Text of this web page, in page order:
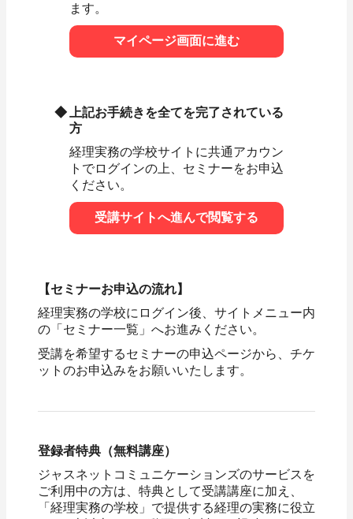
ます。
マイページ画面に進む
上記お手続きを全てを完了されている
方
経理実務の学校サイトに共通アカウン
トでログインの上、セミナーをお申込
ください。
受講サイトへ進んで閲覧する
【セミナーお申込の流れ】
経理実務の学校にログイン後、サイトメニュー内
の「セミナー一覧」へお進みください。
受講を希望するセミナーの申込ページから、チケ
ットのお申込みをお願いいたします。
登録者特典（無料講座）
ジャスネットコミュニケーションズのサービスを
ご利用中の方は、特典として受講講座に加え、
「経理実務の学校」で提供する経理の実務に役立